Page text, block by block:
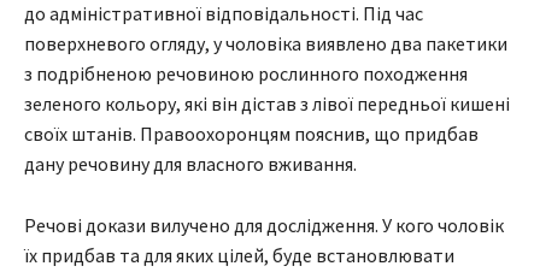
до адміністративної відповідальності. Під час
поверхневого огляду, у чоловіка виявлено два пакетики
з подрібненою речовиною рослинного походження
зеленого кольору, які він дістав з лівої передньої кишені
своїх штанів. Правоохоронцям пояснив, що придбав
дану речовину для власного вживання.
Речові докази вилучено для дослідження. У кого чоловік
їх придбав та для яких цілей, буде встановлювати